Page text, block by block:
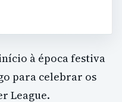
à época festiva
para celebrar os
League.